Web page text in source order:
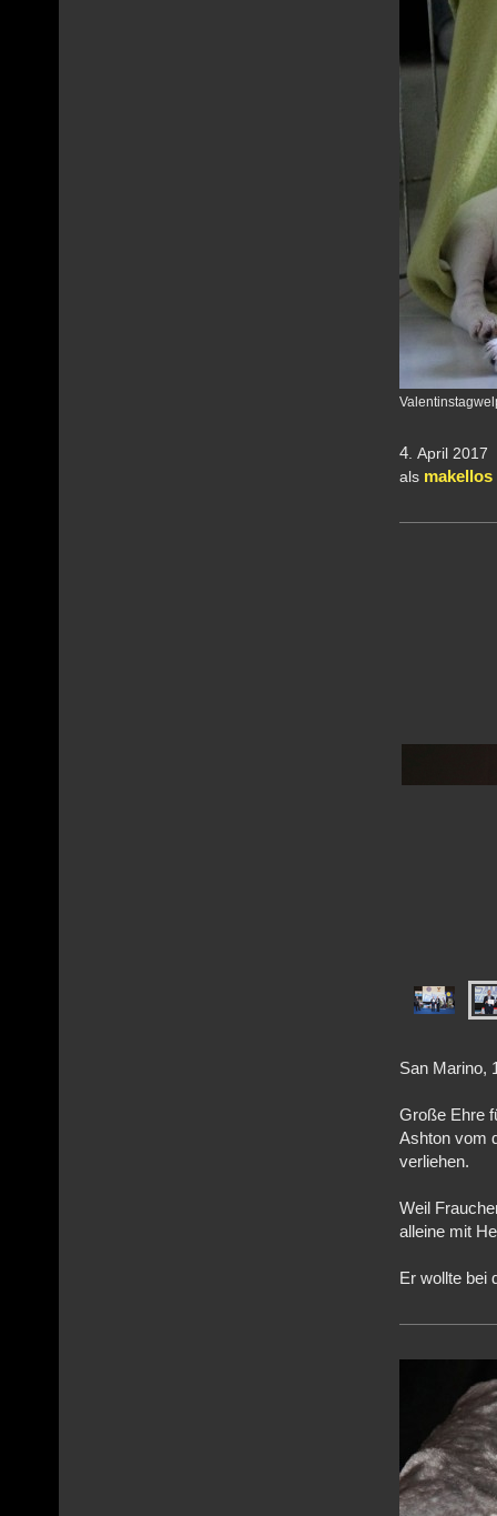
4. April
als
San
Große Ehre
Ashton vom
verliehen.
Weil
alleine mit
Er wollte bei